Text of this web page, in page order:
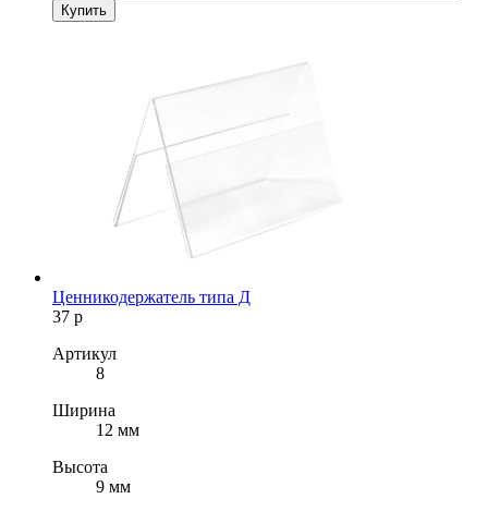
Купить
Ценникодержатель типа Д
37 р
Артикул
8
Ширина
12 мм
Высота
9 мм